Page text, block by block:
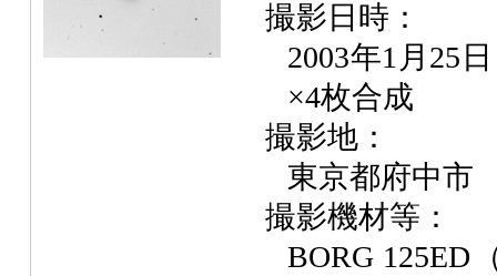
撮影日時：
2003年1月25
×4枚合成
撮影地：
東京都府中市
撮影機材等：
BORG 125ED